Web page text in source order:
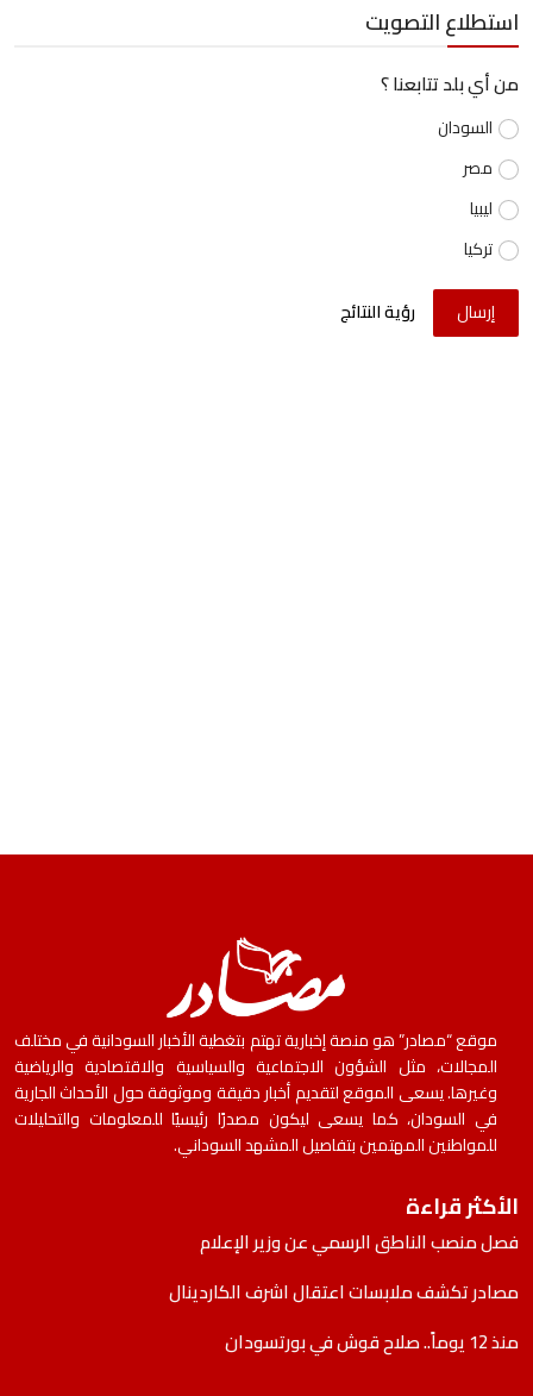
استطلاع التصويت
من أي بلد تتابعنا ؟
السودان
مصر
ليبيا
تركيا
إرسال رؤية النتائج
موقع “مصادر” هو منصة إخبارية تهتم بتغطية الأخبار السودانية في مختلف
المجالات، مثل الشؤون الاجتماعية والسياسية والاقتصادية والرياضية
وغيرها. يسعى الموقع لتقديم أخبار دقيقة وموثوقة حول الأحداث الجارية
في السودان، كما يسعى ليكون مصدرًا رئيسيًا للمعلومات والتحليلات
للمواطنين المهتمين بتفاصيل المشهد السوداني.
الأكثر قراءة
فصل منصب الناطق الرسمي عن وزير الإعلام
مصادر تكشف ملابسات اعتقال اشرف الكاردينال
منذ 12 يوماً.. صلاح قوش في بورتسودان